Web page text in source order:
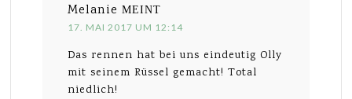
Melanie MEINT
17. MAI 2017 UM 12:14
Das rennen hat bei uns eindeutig Olly
mit seinem Rüssel gemacht! Total
niedlich!